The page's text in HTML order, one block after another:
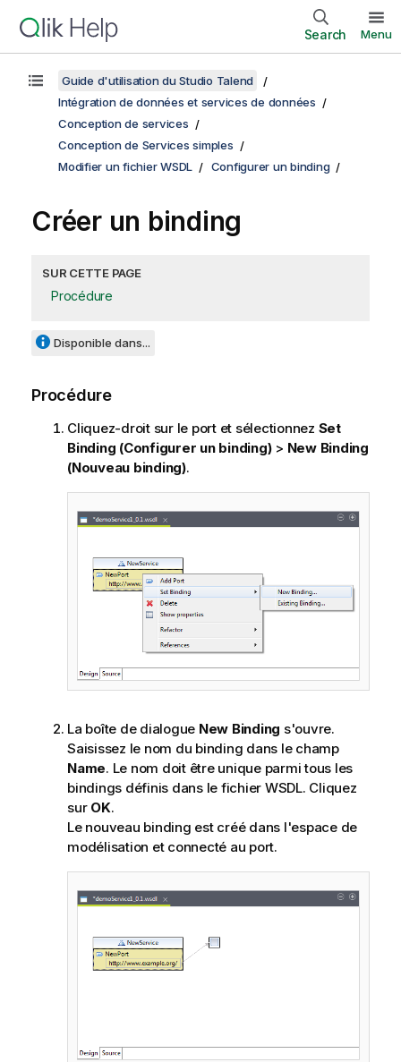
Search Menu
Guide d'utilisation du Studio Talend
Intégration de données et services de données
Conception de services
Conception de Services simples
Modifier un fichier WSDL
Configurer un binding
Créer un binding
SUR CETTE PAGE
Procédure
Disponible dans...
Procédure
Cliquez-droit sur le port et sélectionnez Set
Binding (Configurer un binding)> New Binding
(Nouveau binding).
La boîte de dialogue New Binding s'ouvre.
Saisissez le nom du binding dans le champ
Name. Le nom doit être unique parmi tous les
bindings définis dans le fichier WSDL. Cliquez
sur OK.
Le nouveau binding est créé dans l'espace de
modélisation et connecté au port.